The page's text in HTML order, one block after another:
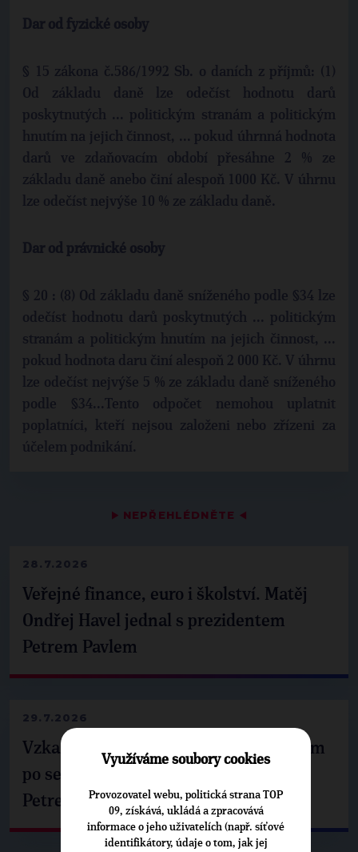
▶ NEPŘEHLÉDNĚTE ◀
28.7.2026
Veřejné finance, euro i školství. Matěj
Ondřej Havel jednal s prezidentem
Petrem Pavlem
29.7.2026
Vzkaz Matěje Ondřeje Havla příznivcům
po setkání s prezidentem republiky
Petrem Pavlem
Dar od fyzické osoby
§ 15 zákona č.586/1992 Sb. o daních z příjmů: (1)
Od základu daně lze odečíst hodnotu darů
poskytnutých ... politickým stranám a politickým
hnutím na jejich činnost, ... pokud úhrnná hodnota
darů ve zdaňovacím období přesáhne 2 % ze
základu daně anebo činí alespoň 1000 Kč. V úhrnu
lze odečíst nejvýše 10 % ze základu daně.
Dar od právnické osoby
§ 20 : (8) Od základu daně sníženého podle §34 lze
odečíst hodnotu darů poskytnutých ... politickým
stranám a politickým hnutím na jejich činnost, ...
pokud hodnota daru činí alespoň 2 000 Kč. V úhrnu
lze odečíst nejvýše 5 % ze základu daně sníženého
podle §34...Tento odpočet nemohou uplatnit
poplatníci, kteří nejsou založeni nebo zřízeni za
účelem podnikání.
Využíváme soubory cookies
Provozovatel webu, politická strana TOP
09, získává, ukládá a zpracovává
informace o jeho uživatelích (např. síťové
identifikátory, údaje o tom, jak jej